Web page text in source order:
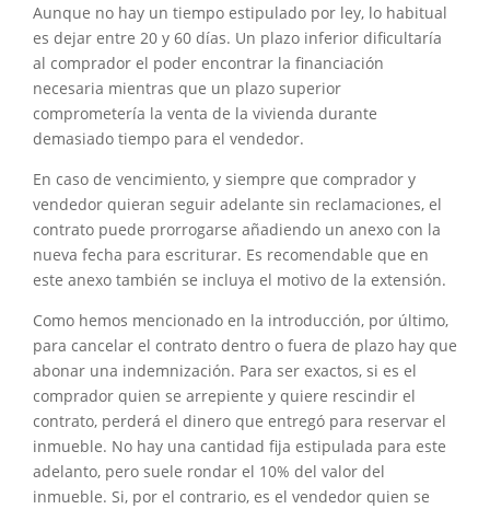
Aunque no hay un tiempo estipulado por ley, lo habitual
es dejar entre 20 y 60 días. Un plazo inferior dificultaría
al comprador el poder encontrar la financiación
necesaria mientras que un plazo superior
comprometería la venta de la vivienda durante
demasiado tiempo para el vendedor.
En caso de vencimiento, y siempre que comprador y
vendedor quieran seguir adelante sin reclamaciones, el
contrato puede prorrogarse añadiendo un anexo con la
nueva fecha para escriturar. Es recomendable que en
este anexo también se incluya el motivo de la extensión.
Como hemos mencionado en la introducción, por último,
para cancelar el contrato dentro o fuera de plazo hay que
abonar una indemnización. Para ser exactos, si es el
comprador quien se arrepiente y quiere rescindir el
contrato, perderá el dinero que entregó para reservar el
inmueble. No hay una cantidad fija estipulada para este
adelanto, pero suele rondar el 10% del valor del
inmueble. Si, por el contrario, es el vendedor quien se